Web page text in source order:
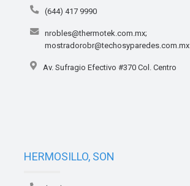
(644) 417 9990
nrobles@thermotek.com.mx;
mostradorobr@techosyparedes.com.mx
Av. Sufragio Efectivo #370 Col. Centro
HERMOSILLO, SON